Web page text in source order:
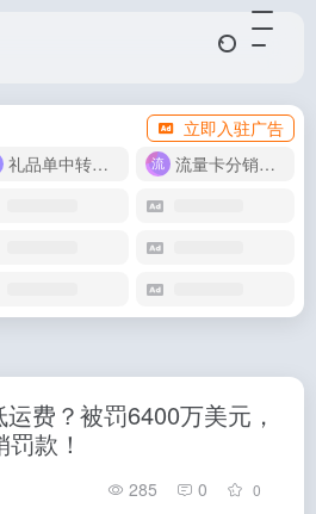
立即入驻广告
礼品单中转同步单
流量卡分销代理
费？被罚6400万美元，
款！
285 0 0